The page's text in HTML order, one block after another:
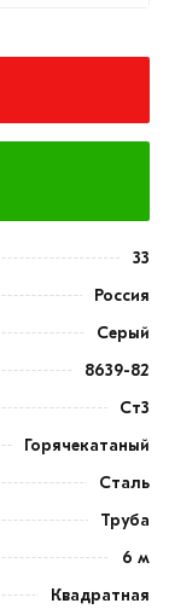
33
Россия
Серый
8639-82
Ст3
Горячекатаный
Сталь
Труба
6 м
Квадратная